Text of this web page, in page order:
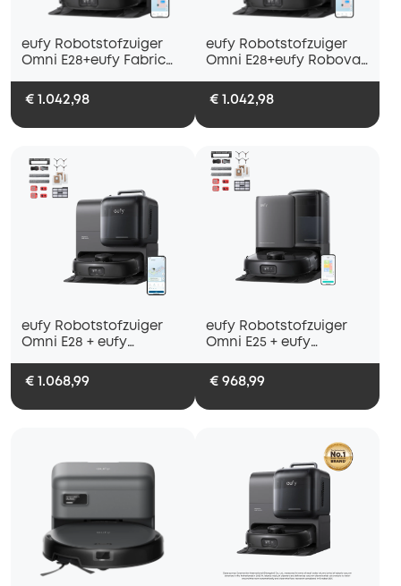
eufy Robotstofzuiger
Omni E28+eufy Fabric
€ 1.042,98
eufy Robotstofzuiger
Omni E28+eufy Robovac
€ 1.042,98
eufy Robotstofzuiger
Omni E28 + eufy
€ 1.068,99
eufy Robotstofzuiger
Omni E25 + eufy
€ 968,99